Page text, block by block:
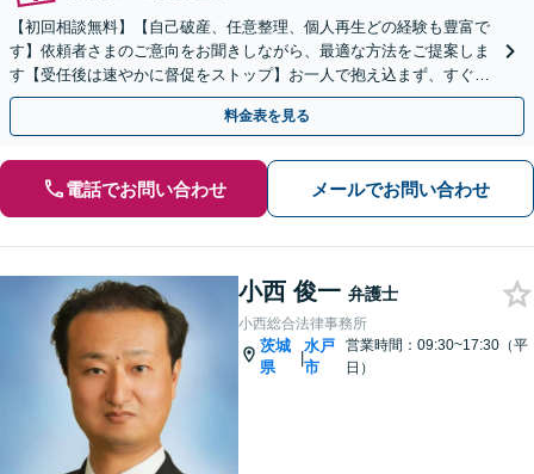
【初回相談無料】【自己破産、任意整理、個人再生どの経験も豊富で
す】依頼者さまのご意向をお聞きしながら、最適な方法をご提案しま
す【受任後は速やかに督促をストップ】お一人で抱え込まず、すぐに
ご相談ください【土日祝対応可】【駐車場完備】
料金表を見る
電話でお問い合わせ メールでお問い合わせ
小西 俊一 弁護士
小西総合法律事務所
茨城
県
|
水戸
市
営業時間：09:30~17:30（平
日）